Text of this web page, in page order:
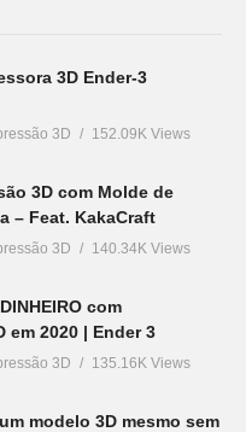
3D Ender-3
3D 152.09K Views
3D com Molde de
– Feat. KakaCraft
3D 140.34K Views
com
em 2020 | Ender 3
3D 135.16K Views
modelo 3D mesmo sem